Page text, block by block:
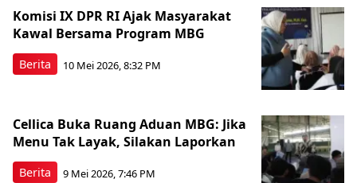
Berita
Komisi IX DPR RI Ajak Masyarakat
Kawal Bersama Program MBG
10 Mei 2026, 8:32 PM
Berita
Cellica Buka Ruang Aduan MBG: Jika
Menu Tak Layak, Silakan Laporkan
9 Mei 2026, 7:46 PM